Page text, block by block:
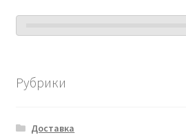
Рубрики
Доставка